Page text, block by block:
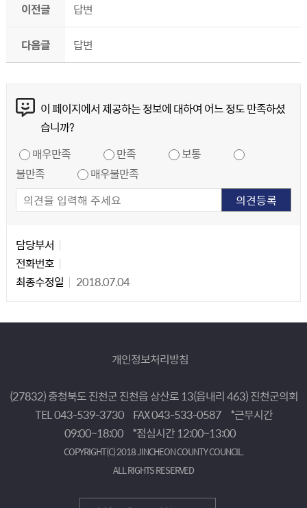
이전글 답변
다음글 답변
이 페이지에서 제공하는 정보에 대하여 어느 정도 만족하셨
습니까?
매우만족 만족
보통
불만족
매우불만족
담당부서
전화번호
최종수정일
2018.07.04
개인정보처리방침
(27832) 충청북도 진천군 진천읍 상산로 13(읍내리 463) 진천군의회
TEL 043-539-3730 FAX 043-533-0587
*근무시간
09:00~18:00 *점심시간 12:00~13:00
COPYRIGHT(C) 2018 JINCHEON COUNTY COUNCIL.
ALL RIGHTS RESERVED